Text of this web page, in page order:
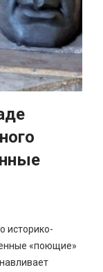
историко-
«поющие»